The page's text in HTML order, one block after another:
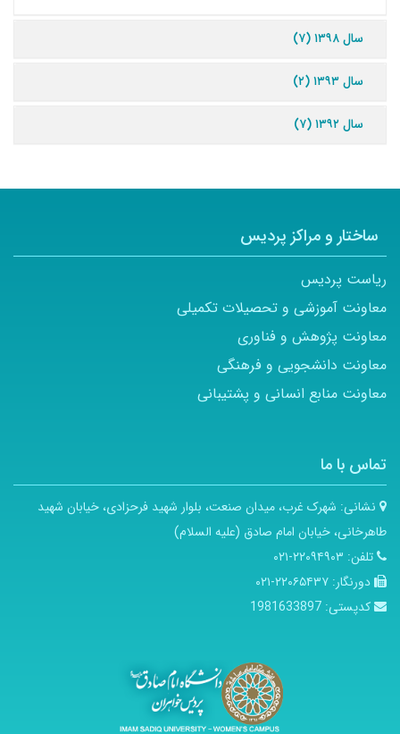
سال ۱۳۹۸ (۷)
سال ۱۳۹۳ (۲)
سال ۱۳۹۲ (۷)
ساختار و مراکز پردیس
ریاست پردیس
معاونت آموزشی و تحصیلات تکمیلی
معاونت پژوهش و فناوری
معاونت دانشجویی و فرهنگی
معاونت منابع انسانی و پشتیبانی
تماس با ما
نشانی: شهرک غرب، میدان صنعت، بلوار شهید فرحزادی، خیابان شهید
طاهرخانی، خیابان امام صادق (علیه السلام)
تلفن: ۲۲۰۹۴۹۰۳-۰۲۱
دورنگار: ۲۲۰۶۵۴۳۷-۰۲۱
کدپستی: 1981633897